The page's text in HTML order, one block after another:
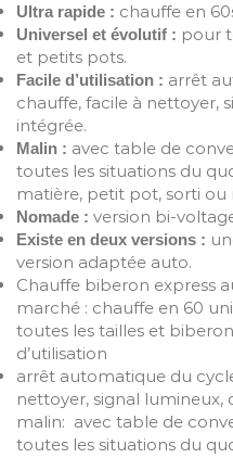
Ultra rapide : chauffe en
Universel et évolutif : pour
et petits pots.
Facile d’utilisation : arrêt
chauffe, facile à nettoyer,
intégrée.
Malin : avec table de
toutes les situations du
matière, petit pot, sorti ou
Nomade : version bi-
Existe en deux versions :
version adaptée auto.
Chauffe biberon express
marché : chauffe en 60
toutes les tailles et
d’utilisation
arrêt automatique du
nettoyer, signal lumineux,
malin: avec table de
toutes les situations du